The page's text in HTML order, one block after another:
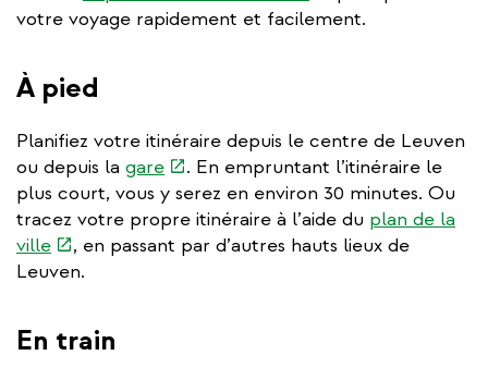
is
votre voyage rapidement et facilement.
À pied
Planifiez votre itinéraire depuis le centre de Leuven
ou depuis la gare(link
is
external)
. En empruntant l’itinéraire le
plus court, vous y serez en environ 30 minutes. Ou
tracez votre propre itinéraire à l’aide du plan de la
ville(link
is
, en passant par d’autres hauts lieux de
Leuven.
En train